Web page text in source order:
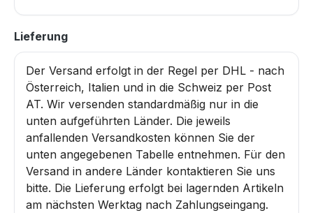
Lieferung
Der Versand erfolgt in der Regel per DHL - nach
Österreich, Italien und in die Schweiz per Post
AT. Wir versenden standardmäßig nur in die
unten aufgeführten Länder. Die jeweils
anfallenden Versandkosten können Sie der
unten angegebenen Tabelle entnehmen. Für den
Versand in andere Länder kontaktieren Sie uns
bitte. Die Lieferung erfolgt bei lagernden Artikeln
am nächsten Werktag nach Zahlungseingang.